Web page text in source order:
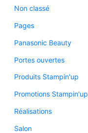
Non classé
Pages
Panasonic Beauty
Portes ouvertes
Produits Stampin'up
Promotions Stampin'up
Réalisations
Salon